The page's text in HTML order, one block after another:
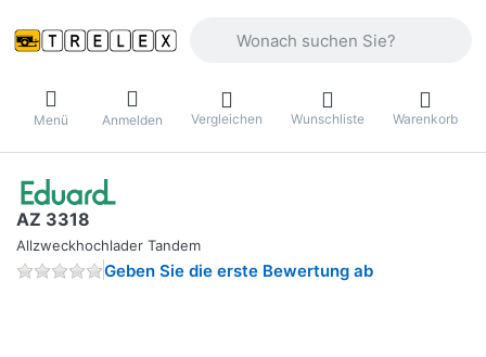
Menü Anmelden Vergleichen Wunschliste Warenkorb
AZ 3318
Allzweckhochlader Tandem
Geben Sie die erste Bewertung ab